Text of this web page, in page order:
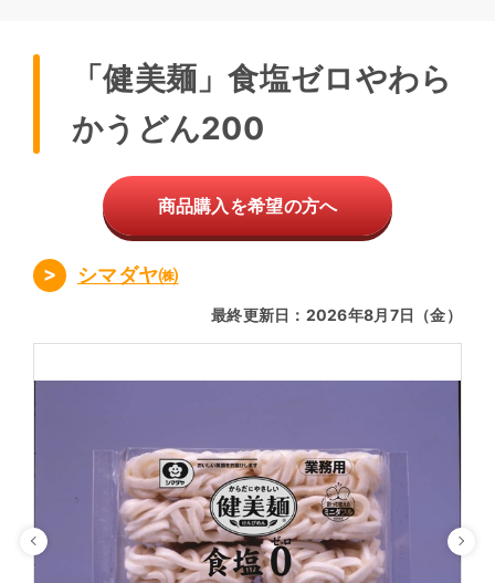
「健美麺」食塩ゼロやわら
かうどん200
商品購入を希望の方へ
シマダヤ㈱
最終更新日：2026年8月7日（金）
Previous